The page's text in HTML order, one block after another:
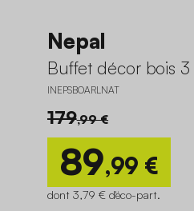
Nepal
Buffet décor bois
INEPSBOARLNAT
179,99 €
89,99 €
dont 3,79 € d'éco-part.